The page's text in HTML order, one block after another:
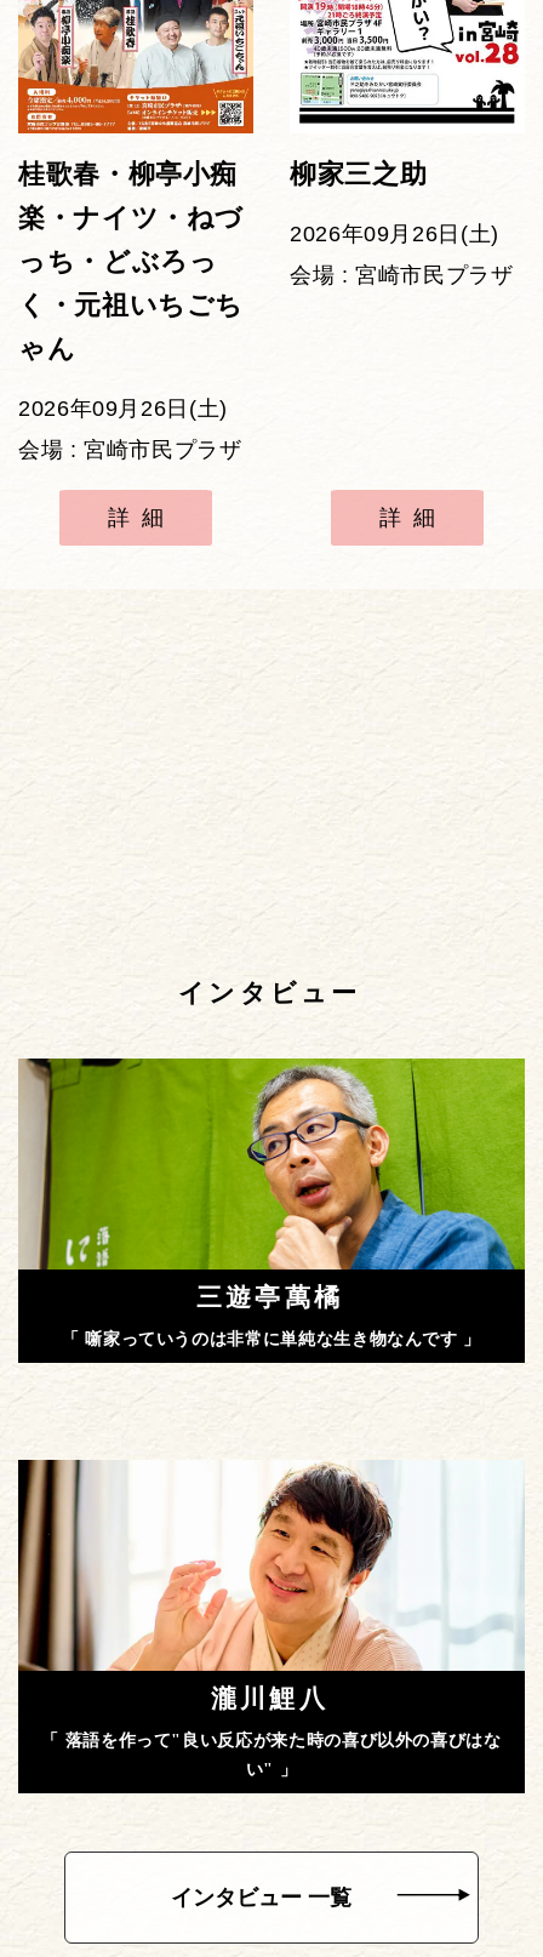
桂歌春・柳亭小痴
楽・ナイツ・ねづ
っち・どぶろっ
く・元祖いちごち
ゃん
2026年09月26日(土)
会場 : 宮崎市民プラザ
詳細
柳家三之助
2026年09月26日(土)
会場 : 宮崎市民プラザ
詳細
インタビュー
三遊亭萬橘
「 噺家っていうのは非常に単純な生き物なんです 」
瀧川鯉八
「 落語を作って"良い反応が来た時の喜び以外の喜びはな
い" 」
インタビュー 一覧